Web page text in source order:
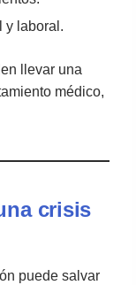
y laboral.
llevar una
médico,
crisis
puede salvar